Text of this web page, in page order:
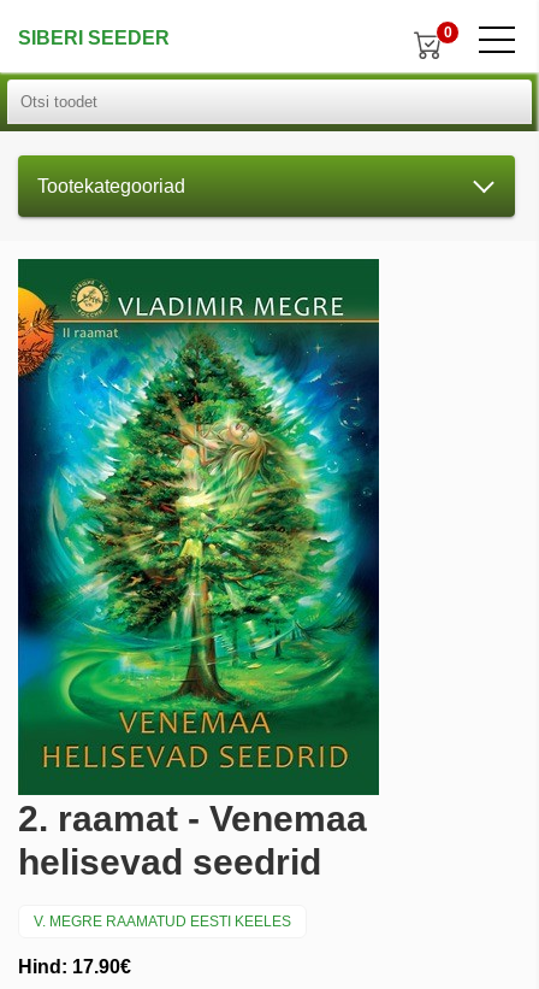
SIBERI SEEDER 0
Tootekategooriad
2. raamat - Venemaa
helisevad seedrid
V. MEGRE RAAMATUD EESTI KEELES
Hind: 17.90€